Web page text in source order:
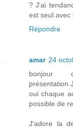
? J'ai
est seul avec
Répondre
amar 24
bonjour
oui chaque
possible de
J'adore la